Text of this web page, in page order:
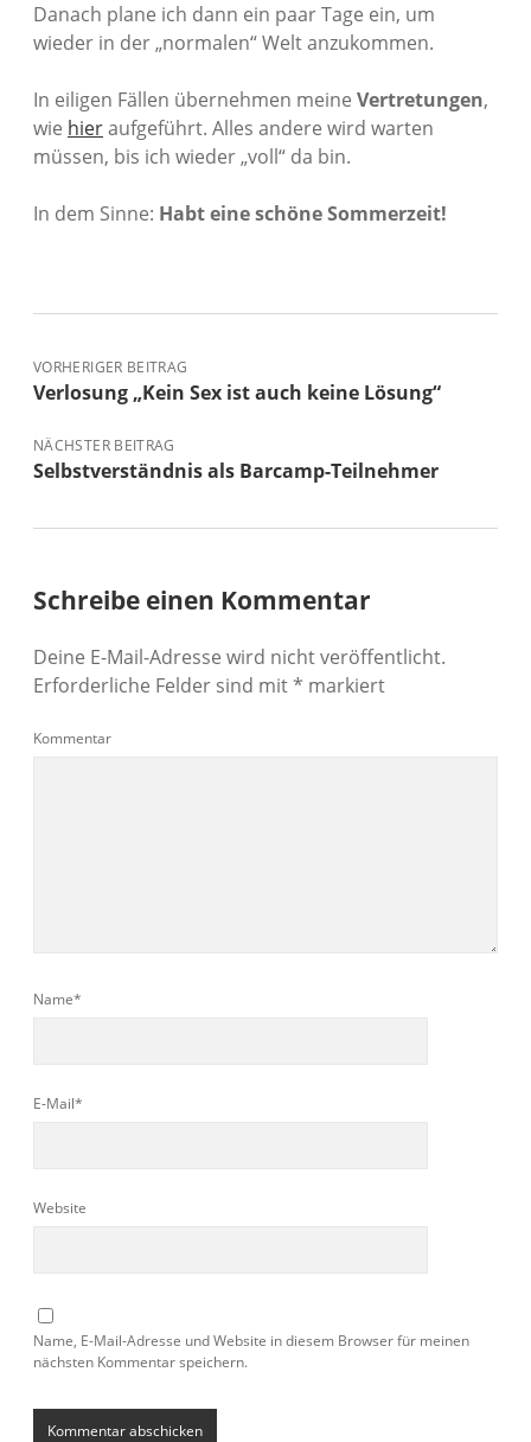
Danach plane ich dann ein paar Tage ein, um
wieder in der „normalen“ Welt anzukommen.
In eiligen Fällen übernehmen meine Vertretungen,
wie hieraufgeführt. Alles andere wird warten
müssen, bis ich wieder „voll“ da bin.
In dem Sinne: Habt eine schöne Sommerzeit!
VORHERIGER BEITRAG
Verlosung „Kein Sex ist auch keine Lösung“
NÄCHSTER BEITRAG
Selbstverständnis als Barcamp-Teilnehmer
Schreibe einen Kommentar
Deine E-Mail-Adresse wird nicht veröffentlicht.
Erforderliche Felder sind mit* markiert
Kommentar
Name*
E-Mail*
Website
Name, E-Mail-Adresse und Website in diesem Browser für meinen
nächsten Kommentar speichern.